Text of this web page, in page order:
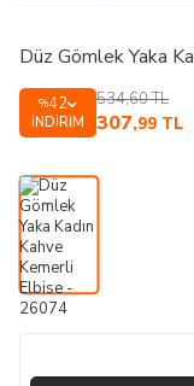
Düz Gömlek Yaka
%42
İNDIRIM
534,60TL
307,99 TL